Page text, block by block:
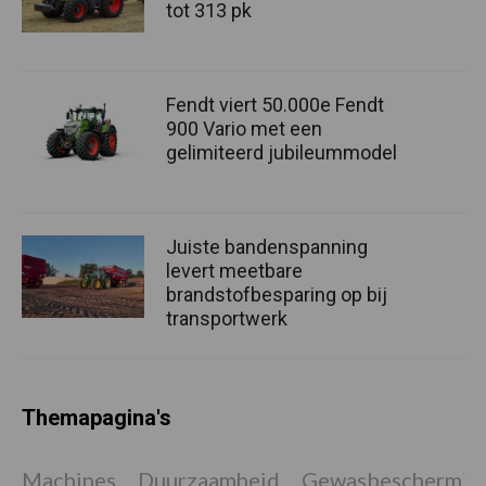
tot 313 pk
Fendt viert 50.000e Fendt
900 Vario met een
gelimiteerd jubileummodel
Juiste bandenspanning
levert meetbare
brandstofbesparing op bij
transportwerk
Themapagina's
Machines Duurzaamheid